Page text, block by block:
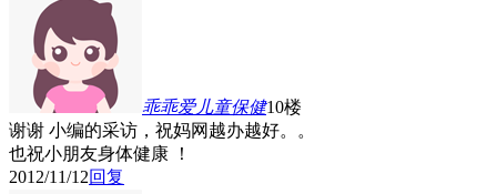
乖乖爱儿童保健10楼
谢谢 小编的采访，祝妈网越办越好。。
也祝小朋友身体健康 ！
2012/11/12回复